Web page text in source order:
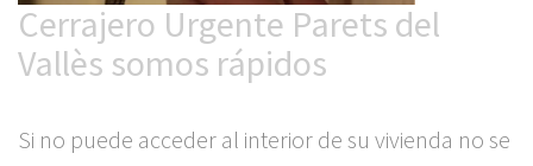
Cerrajero Urgente Parets del
Vallès somos rápidos
Si no puede acceder al interior de su vivienda no se